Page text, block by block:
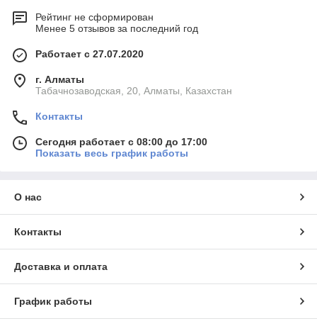
Рейтинг не сформирован
Менее 5 отзывов за последний год
Работает с 27.07.2020
г. Алматы
Табачнозаводская, 20, Алматы, Казахстан
Контакты
Сегодня работает с 08:00 до 17:00
Показать весь график работы
О нас
Контакты
Доставка и оплата
График работы